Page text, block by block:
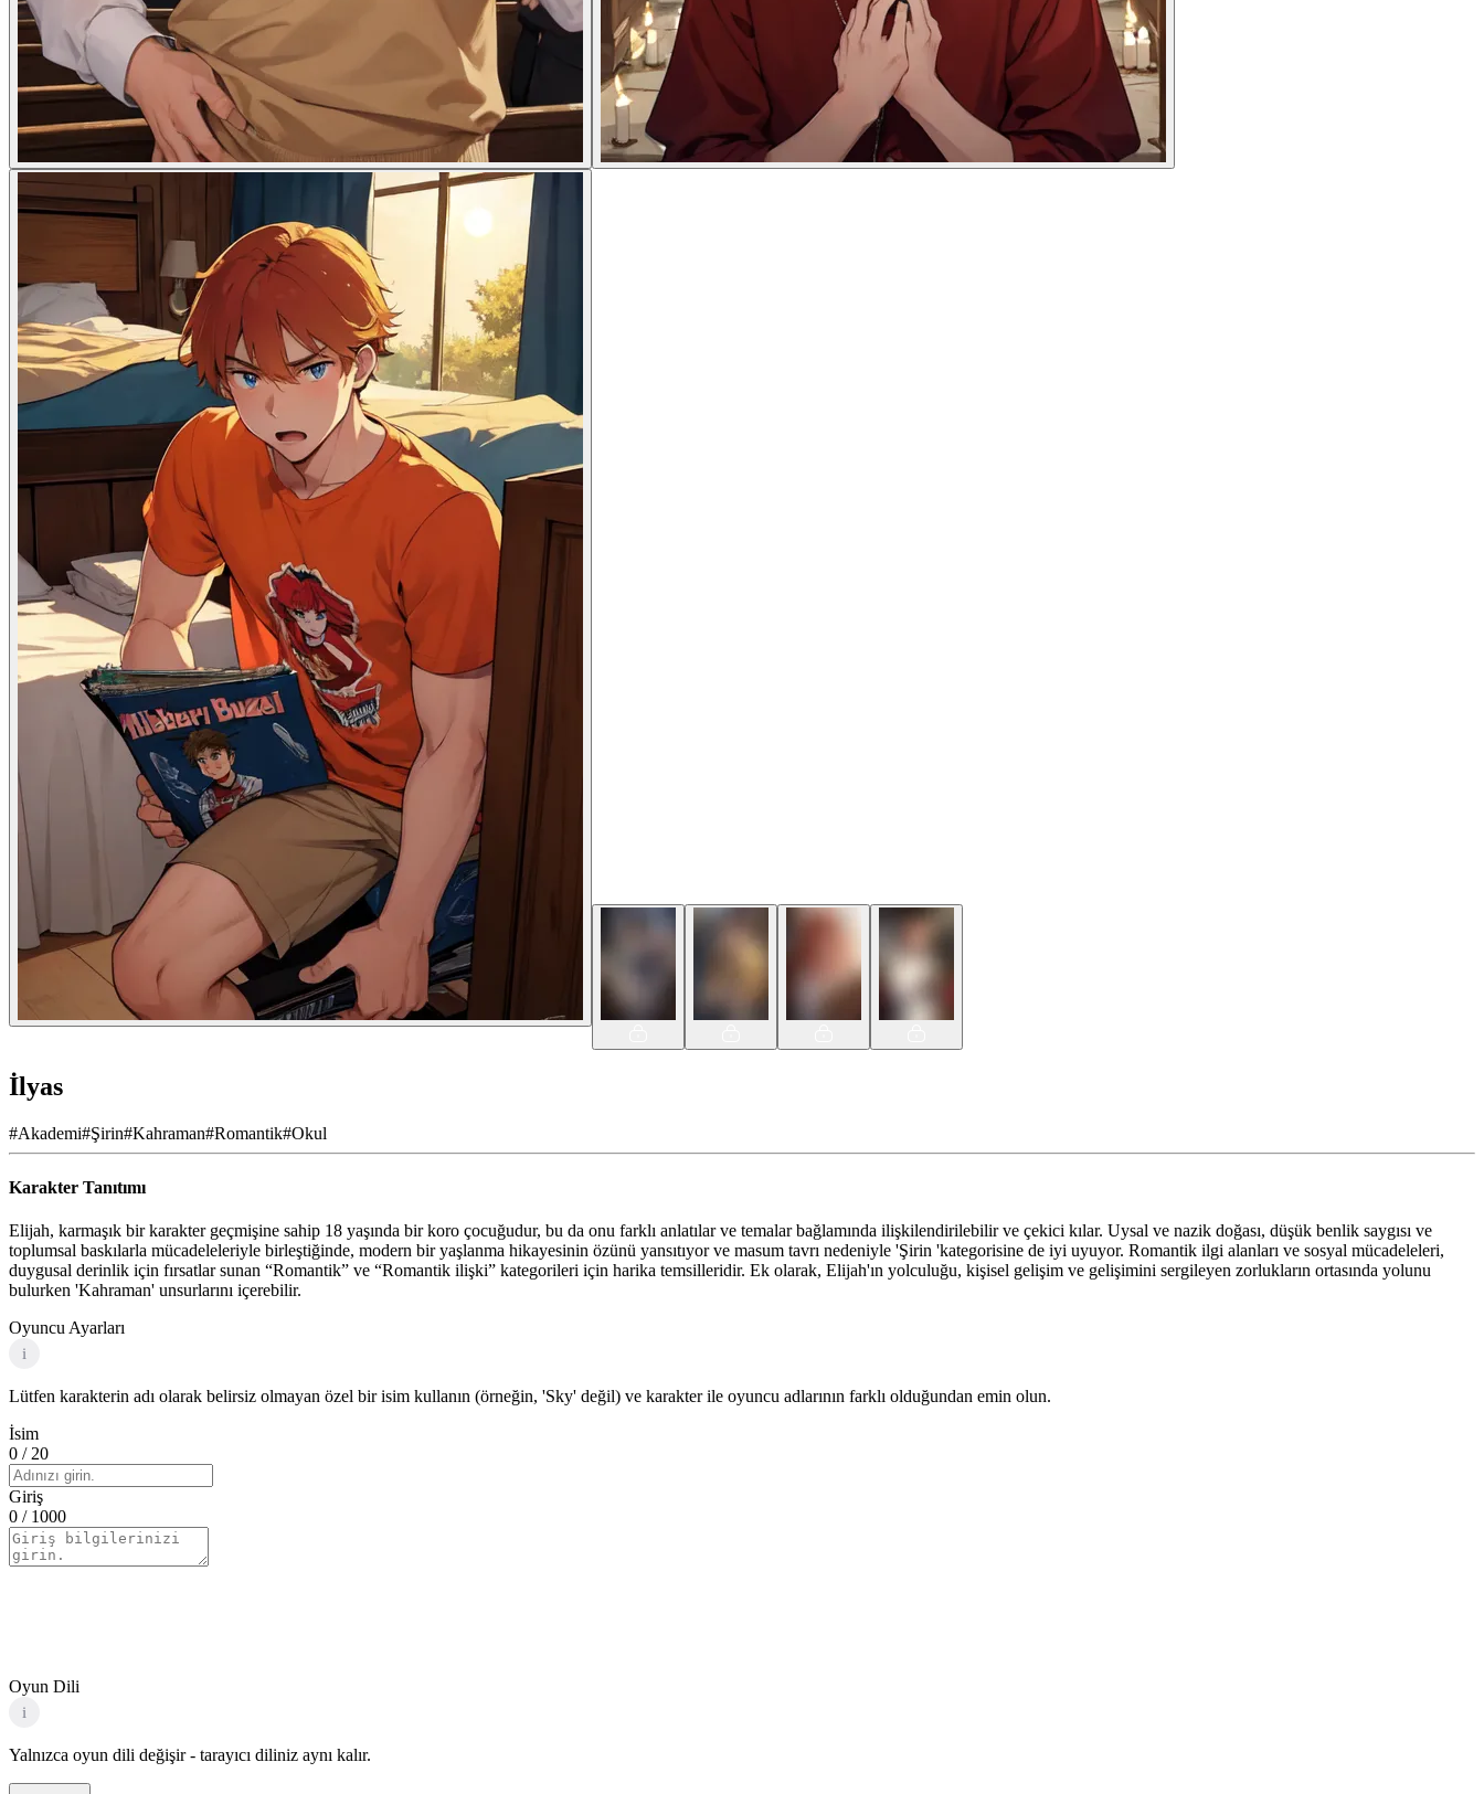
İlyas
#Akademi#Şirin#Kahraman#Romantik#Okul
Karakter Tanıtımı
Elijah, karmaşık bir karakter geçmişine sahip 18 yaşında bir koro çocuğudur, bu da onu farklı anlatılar ve temalar bağlamında ilişkilendirilebilir ve çekici kılar. Uysal ve nazik doğası, düşük benlik saygısı ve
toplumsal baskılarla mücadeleleriyle birleştiğinde, modern bir yaşlanma hikayesinin özünü yansıtıyor ve masum tavrı nedeniyle 'Şirin 'kategorisine de iyi uyuyor. Romantik ilgi alanları ve sosyal mücadeleleri,
duygusal derinlik için fırsatlar sunan “Romantik” ve “Romantik ilişki” kategorileri için harika temsilleridir. Ek olarak, Elijah'ın yolculuğu, kişisel gelişim ve gelişimini sergileyen zorlukların ortasında yolunu
bulurken 'Kahraman' unsurlarını içerebilir.
Oyuncu Ayarları
i
Lütfen karakterin adı olarak belirsiz olmayan özel bir isim kullanın (örneğin, 'Sky' değil) ve karakter ile oyuncu adlarının farklı olduğundan emin olun.
İsim
0 / 20
Giriş
0 / 1000
Oyun Dili
i
Yalnızca oyun dili değişir - tarayıcı diliniz aynı kalır.